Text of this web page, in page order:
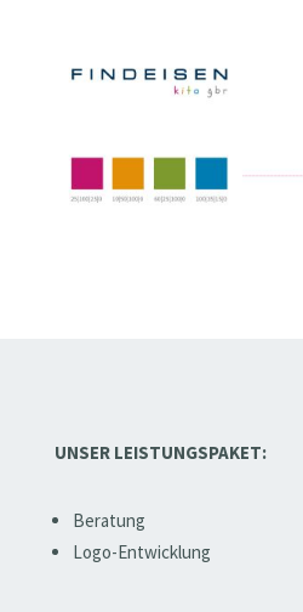
UNSER LEISTUNGSPAKET:
Beratung
Logo-Entwicklung